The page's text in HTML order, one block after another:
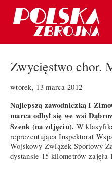
Zwycięstwo chor.
wtorek, 13 marca 2012
Najlepszą zawodniczką I
marca odbył się we wsi
Szenk (na zdjęciu). W
reprezentująca Inspektorat
Wojskowy Związek Sportowy
dystansie 15 kilometrów zajęła